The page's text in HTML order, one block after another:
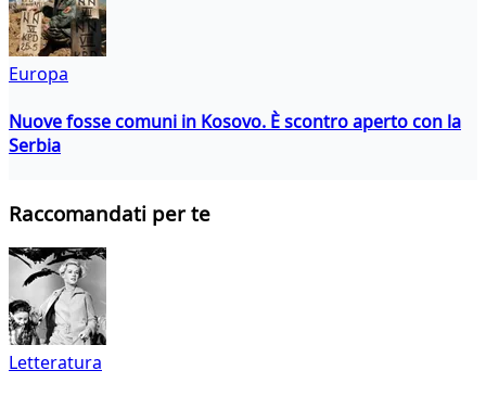
Europa
Nuove fosse comuni in Kosovo. È scontro aperto con la
Serbia
Raccomandati per te
Letteratura